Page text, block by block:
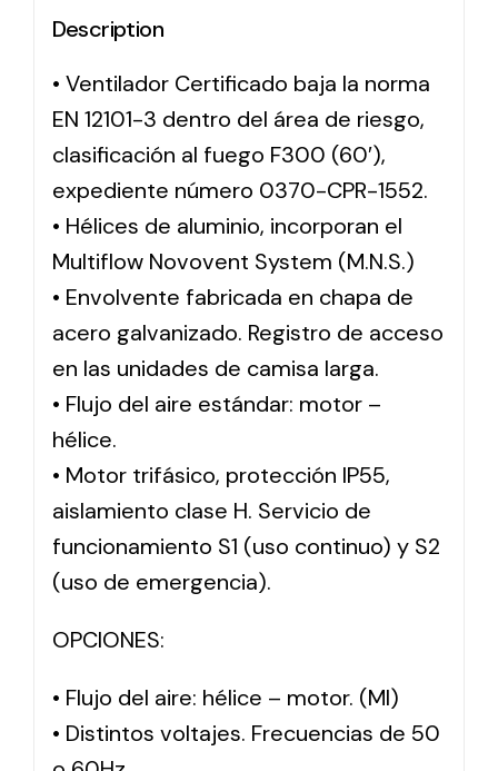
Description
• Ventilador Certificado baja la norma
EN 12101-3 dentro del área de riesgo,
clasificación al fuego F300 (60′),
expediente número 0370-CPR-1552.
• Hélices de aluminio, incorporan el
Multiflow Novovent System (M.N.S.)
• Envolvente fabricada en chapa de
acero galvanizado. Registro de acceso
en las unidades de camisa larga.
• Flujo del aire estándar: motor –
hélice.
• Motor trifásico, protección IP55,
aislamiento clase H. Servicio de
funcionamiento S1 (uso continuo) y S2
(uso de emergencia).
OPCIONES:
• Flujo del aire: hélice – motor. (MI)
• Distintos voltajes. Frecuencias de 50